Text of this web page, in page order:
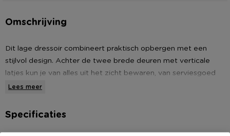
Omschrijving
Dit lage dressoir combineert praktisch opbergen met een
stijlvol design. Achter de twee brede deuren met verticale
latjes kun je van alles uit het zicht bewaren, van serviesgoed
tot spelletjes. De warme bruine houttint en het minimalistische
Gebruik het dressoir als compact tv-meubel of geef het een
prominente plek in de hal met een mooie vaas erop.
Lees meer
Specificaties